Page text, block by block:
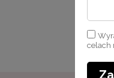
celach